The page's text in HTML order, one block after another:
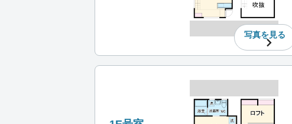
写真を見る